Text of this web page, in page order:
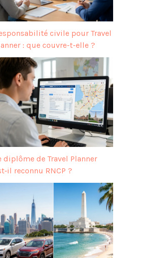
civile pour Travel
: que couvre-t-elle ?
diplôme de Travel Planner
reconnu RNCP ?